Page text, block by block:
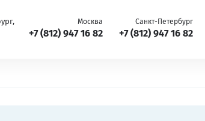
Москва
+7 (812) 947 16 82
Санкт-Петербург
+7 (812) 947 16 82